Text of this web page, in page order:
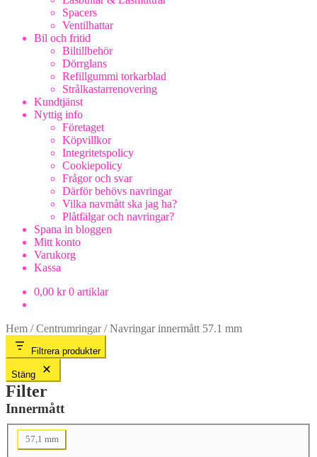
Spacers
Ventilhattar
Bil och fritid
Biltillbehör
Dörrglans
Refillgummi torkarblad
Strålkastarrenovering
Kundtjänst
Nyttig info
Företaget
Köpvillkor
Integritetspolicy
Cookiepolicy
Frågor och svar
Därför behövs navringar
Vilka navmått ska jag ha?
Plåtfälgar och navringar?
Spana in bloggen
Mitt konto
Varukorg
Kassa
0,00 kr 0 artiklar
Hem /Centrumringar/Navringar innermått 57.1 mm
Filtrera produkter
Stäng
Filter
Innermått
Innermått
57,1 mm